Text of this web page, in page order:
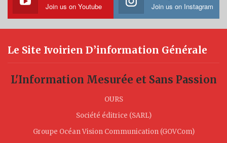
Join us on Youtube Join us on Instagram
Le Site Ivoirien D’information Générale
L'Information Mesurée et Sans Passion
OURS
Société éditrice (SARL)
Groupe Océan Vision Communication (GOVCom)